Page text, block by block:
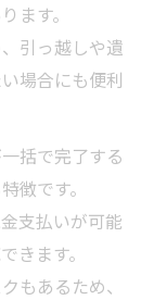
活用法
むコツ
ェック
る方法
法
解説
取対策
ます。
引っ越しや遺
場合にも便利
括で完了する
徴です。
支払いが可能
きます。
もあるため、